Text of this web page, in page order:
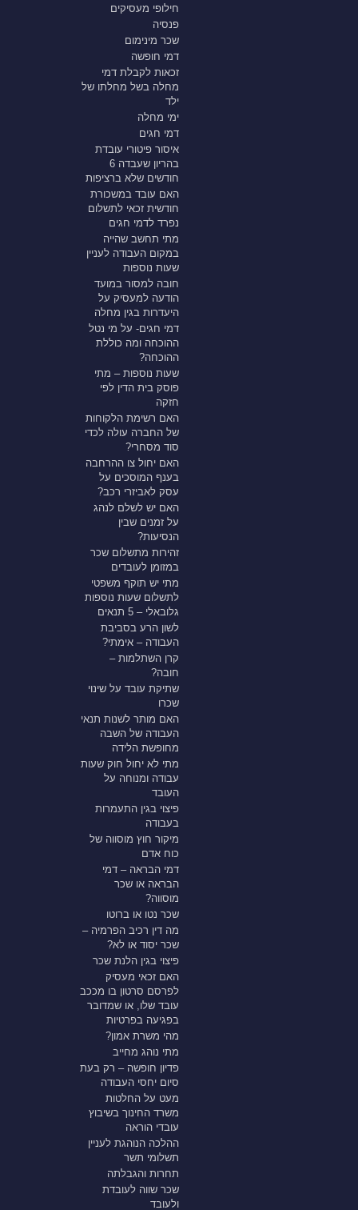
חילופי מעסיקים
פנסיה
שכר מינימום
דמי חופשה
זכאות לקבלת דמי
מחלה בשל מחלתו של
ילד
ימי מחלה
דמי חגים
איסור פיטורי עובדת
בהריון שעבדה 6
חודשים שלא ברציפות
האם עובד במשכורת
חודשית זכאי לתשלום
נפרד לדמי חגים
מתי תחשב שהייה
במקום העבודה לעניין
שעות נוספות
חובה למסור במועד
הודעה למעסיק על
היעדרות בגין מחלה
דמי חגים- על מי נטל
ההוכחה ומה כוללת
ההוכחה?
שעות נוספות – מתי
פוסק בית הדין לפי
חזקה
האם רשימת הלקוחות
של החברה עולה לכדי
סוד מסחרי?
האם יחול צו ההרחבה
בענף המוסכים על
עסק לאביזרי רכב?
האם יש לשלם לנהג
על זמנים שבין
הנסיעות?
זהירות מתשלום שכר
במזומן לעובדים
מתי יש תוקף משפטי
לתשלום שעות נוספות
גלובאלי – 5 תנאים
לשון הרע בסביבת
העבודה – אימתי?
קרן השתלמות –
חובה?
שתיקת עובד על שינוי
שכרו
האם מותר לשנות תנאי
העבודה של השבה
מחופשת הלידה
מתי לא יחול חוק שעות
עבודה ומנוחה על
העובד
פיצוי בגין התעמרות
בעבודה
מיקור חוץ מוסווה של
כוח אדם
דמי הבראה – דמי
הבראה או שכר
מוסווה?
שכר נטו או ברוטו
מה דין רכיב הפרמיה –
שכר יסוד או לא?
פיצוי בגין הלנת שכר
האם זכאי מעסיק
לפרסם סרטון בו מככב
עובד שלו, או שמדובר
בפגיעה בפרטיות
מהי משרת אמון?
מתי נוהג מחייב
פדיון חופשה – רק בעת
סיום יחסי העבודה
מעט על החלטות
משרד החינוך בשיבוץ
עובדי הוראה
ההלכה הנוהגת לעניין
תשלומי תשר
תחרות והגבלתה
שכר שווה לעובדת
ולעובד